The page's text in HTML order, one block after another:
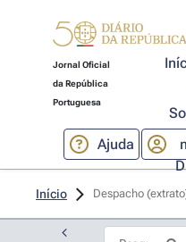
Jornal Oficial
da República
Portuguesa
Ajuda
Início Despacho